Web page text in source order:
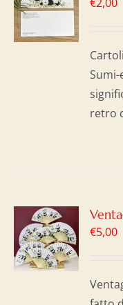
retro
€5,00